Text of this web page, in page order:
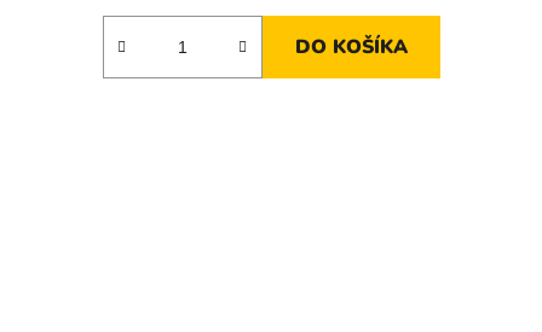
DO KOŠÍKA